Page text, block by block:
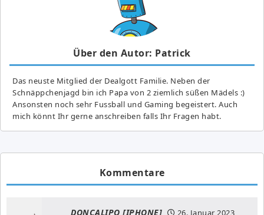
Über den Autor: Patrick
Das neuste Mitglied der Dealgott Familie. Neben der
Schnäppchenjagd bin ich Papa von 2 ziemlich süßen Mädels :)
Ansonsten noch sehr Fussball und Gaming begeistert. Auch
mich könnt Ihr gerne anschreiben falls Ihr Fragen habt.
Kommentare
DONCALIPO [IPHONE] 26. Januar 2023